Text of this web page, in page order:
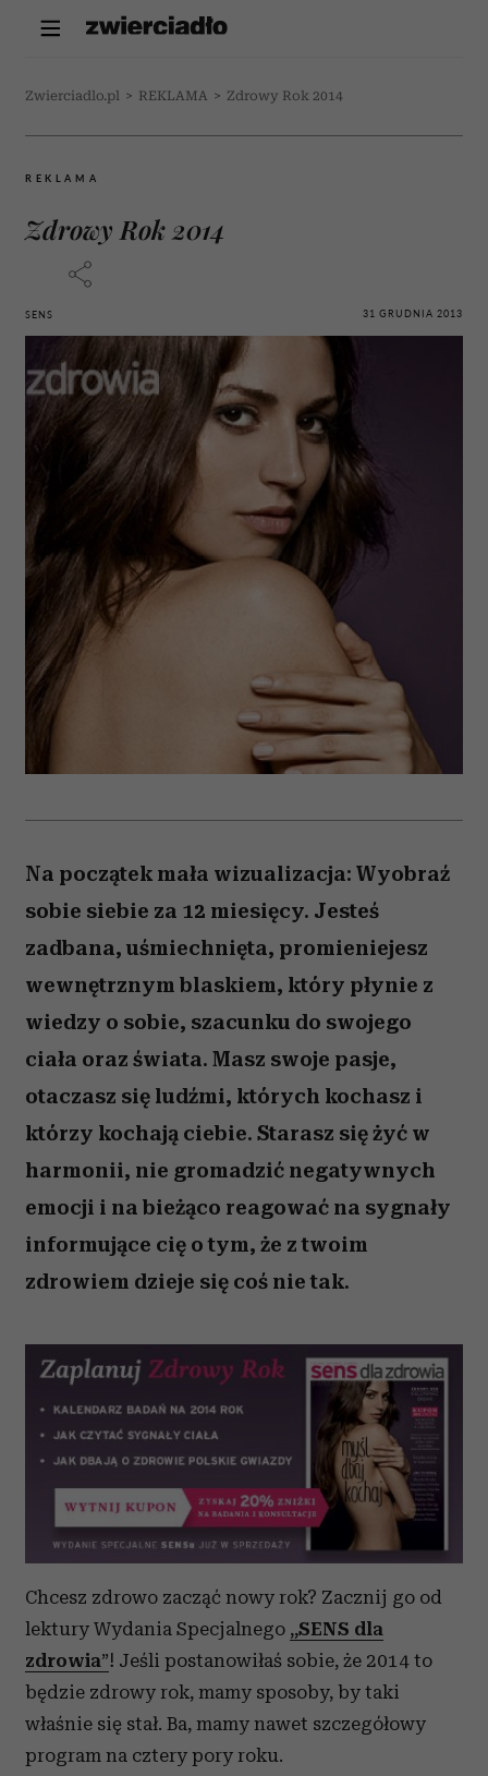
Zwierciadlo.pl > REKLAMA > Zdrowy Rok 2014
REKLAMA
Zdrowy Rok 2014
SENS 31 GRUDNIA 2013
Na początek mała wizualizacja: Wyobraź
sobie siebie za 12 miesięcy. Jesteś
zadbana, uśmiechnięta, promieniejesz
wewnętrznym blaskiem, który płynie z
wiedzy o sobie, szacunku do swojego
ciała oraz świata. Masz swoje pasje,
otaczasz się ludźmi, których kochasz i
którzy kochają ciebie. Starasz się żyć w
harmonii, nie gromadzić negatywnych
emocji i na bieżąco reagować na sygnały
informujące cię o tym, że z twoim
zdrowiem dzieje się coś nie tak.
Chcesz zdrowo zacząć nowy rok? Zacznij go od
lektury Wydania Specjalnego „SENS dla
zdrowia”! Jeśli postanowiłaś sobie, że 2014 to
będzie zdrowy rok, mamy sposoby, by taki
właśnie się stał. Ba, mamy nawet szczegółowy
program na cztery pory roku.